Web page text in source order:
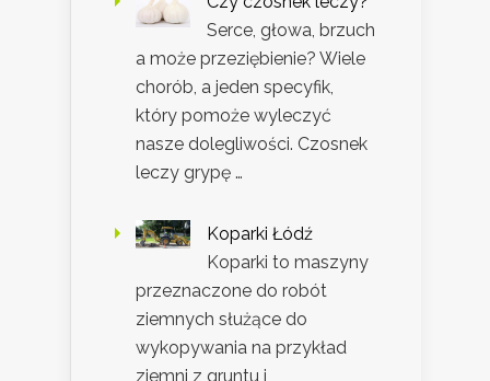
Serce, głowa, brzuch
a może przeziębienie? Wiele
chorób, a jeden specyfik,
który pomoże wyleczyć
nasze dolegliwości. Czosnek
leczy grypę …
Koparki Łódź
Koparki to maszyny
przeznaczone do robót
ziemnych służące do
wykopywania na przykład
ziemni z gruntu i